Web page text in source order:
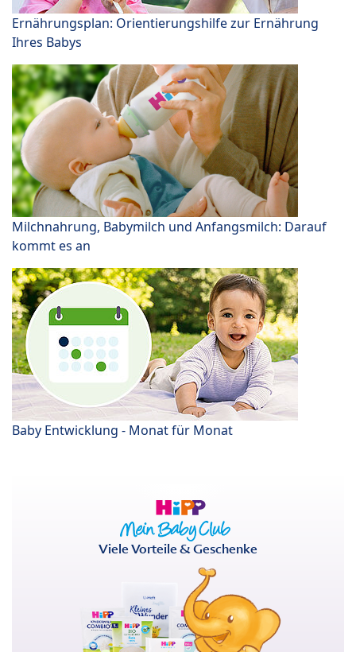
Ernährungsplan: Orientierungshilfe zur Ernährung
Ihres Babys
Milchnahrung, Babymilch und Anfangsmilch: Darauf
kommt es an
Baby Entwicklung - Monat für Monat
Viele Vorteile & Geschenke